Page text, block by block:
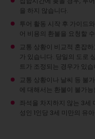
을 하지 않습니다.
투어 활동 시작 후 가이드
어 비용의 환불을 요청할
교통 상황이 비교적 혼잡
가 있습니다. 당일의 도로
트가 조정되는 경우가 있습
교통 상황이나 날씨 등 불
에 대해서는 환불이 불가
좌석을 차지하지 않는 3세
성인 1인당 3세 미만의 유